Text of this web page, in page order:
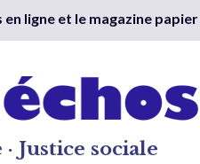
ligne et le magazine
Justice sociale